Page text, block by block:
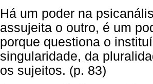
Há um poder na
assujeita o outro, é um
porque questiona o
singularidade, da
os sujeitos. (p. 83)